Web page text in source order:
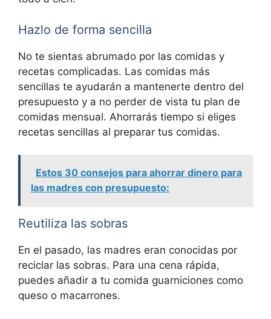
Hazlo de forma sencilla
No te sientas abrumado por las comidas y
recetas complicadas. Las comidas más
sencillas te ayudarán a mantenerte dentro del
presupuesto y a no perder de vista tu plan de
comidas mensual. Ahorrarás tiempo si eliges
recetas sencillas al preparar tus comidas.
Estos 30 consejos para ahorrar dinero para
las madres con presupuesto:
Reutiliza las sobras
En el pasado, las madres eran conocidas por
reciclar las sobras. Para una cena rápida,
puedes añadir a tu comida guarniciones como
queso o macarrones.